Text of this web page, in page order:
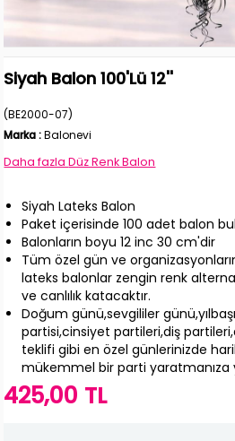
Siyah Balon 100'Lü 12''
(BE2000-07)
Marka : Balonevi
Daha fazlaDüz Renk Balon
Siyah Lateks Balon
Paket içerisinde 100 adet balon
Balonların boyu 12 inc 30 cm'dir
Tüm özel gün ve
lateks balonlar zengin renk
ve canlılık katacaktır.
Doğum günü,sevgililer
partisi,cinsiyet partileri,diş
teklifi gibi en özel günlerinizde
mükemmel bir parti yaratmanıza
425,00 TL